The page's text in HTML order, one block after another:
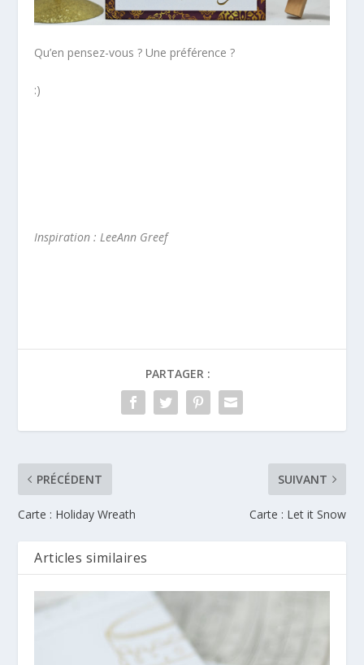
Qu’en pensez-vous ? Une préférence ?
:)
Inspiration : LeeAnn Greef
PARTAGER :
PRÉCÉDENT
Carte : Holiday Wreath
SUIVANT
Carte : Let it Snow
Articles similaires